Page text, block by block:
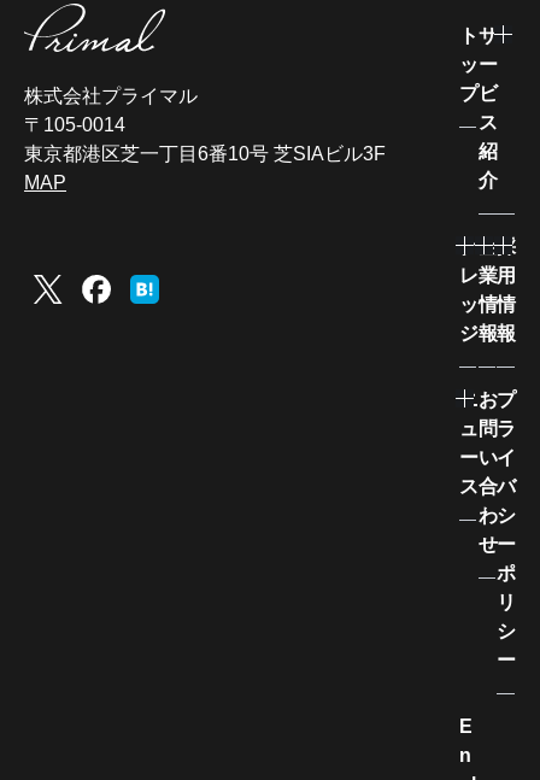
株式会社プライマル
〒105-0014
東京都港区芝一丁目6番10号 芝SIAビル3F
MAP
ト
ッ
プ
サ
ー
ビ
ス
紹
介
ナ
レ
ッ
ジ
企
業
情
報
採
用
情
報
ニ
ュ
ー
ス
お
問
い
合
わ
せ
プ
ラ
イ
バ
シ
ー
ポ
リ
シ
ー
E
n